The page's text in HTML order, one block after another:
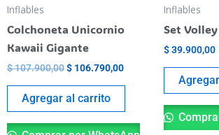
Inflables
Colchoneta Unicornio
Kawaii Gigante
$107.900,00$ 106.790,00
Agregar al carrito
Inflables
Set
$39.900,00